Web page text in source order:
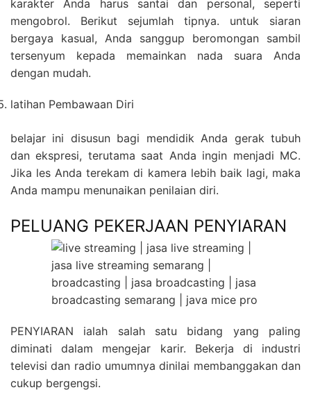
karakter Anda harus santai dan personal, seperti
mengobrol. Berikut sejumlah tipnya. untuk siaran
bergaya kasual, Anda sanggup beromongan sambil
tersenyum kepada memainkan nada suara Anda
dengan mudah.
latihan Pembawaan Diri
belajar ini disusun bagi mendidik Anda gerak tubuh
dan ekspresi, terutama saat Anda ingin menjadi MC.
Jika les Anda terekam di kamera lebih baik lagi, maka
Anda mampu menunaikan penilaian diri.
PELUANG PEKERJAAN PENYIARAN
PENYIARAN ialah salah satu bidang yang paling
diminati dalam mengejar karir. Bekerja di industri
televisi dan radio umumnya dinilai membanggakan dan
cukup bergengsi.